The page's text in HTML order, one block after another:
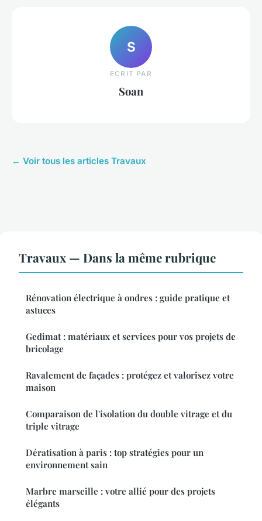
S
ECRIT PAR
Soan
← Voir tous les articles Travaux
Travaux — Dans la même rubrique
Rénovation électrique à ondres : guide pratique et
astuces
Gedimat : matériaux et services pour vos projets de
bricolage
Ravalement de façades : protégez et valorisez votre
maison
Comparaison de l'isolation du double vitrage et du
triple vitrage
Dératisation à paris : top stratégies pour un
environnement sain
Marbre marseille : votre allié pour des projets
élégants